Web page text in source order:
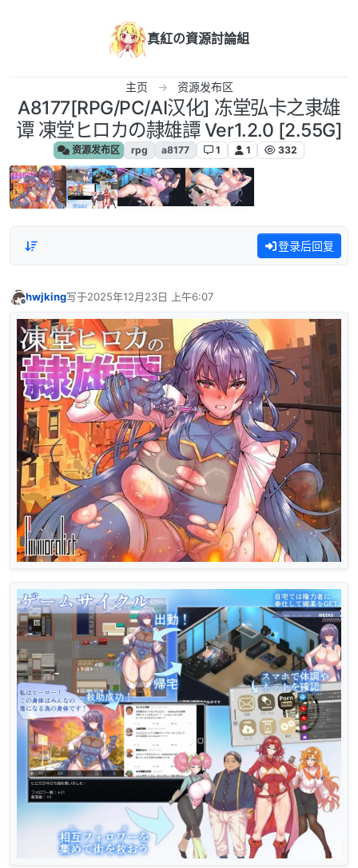
真紅の資源討論組
主页 资源发布区
A8177[RPG/PC/AI汉化] 冻堂弘卡之隶雄
谭 凍堂ヒロカの隷雄譚 Ver1.2.0 [2.55G]
资源发布区 rpg a8177 1 1 332
登录后回复
hwjking写于2025年12月23日 上午6:07
最后由 编辑